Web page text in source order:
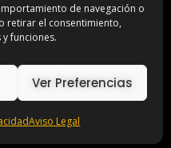
de navegación o
retirar el consentimiento,
funciones.
Ver Preferencias
Aviso Legal